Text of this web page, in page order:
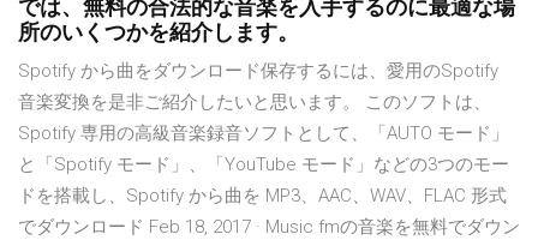
では、無料の合法的な音楽を入手するのに最適な場
所のいくつかを紹介します。
Spotify から曲をダウンロード保存するには、愛用のSpotify
音楽変換を是非ご紹介したいと思います。 このソフトは、
Spotify 専用の高級音楽録音ソフトとして、「AUTO モード」
と「Spotify モード」、「YouTube モード」などの3つのモー
ドを搭載し、Spotify から曲を MP3、AAC、WAV、FLAC 形式
でダウンロード Feb 18, 2017 · Music fmの音楽を無料でダウン